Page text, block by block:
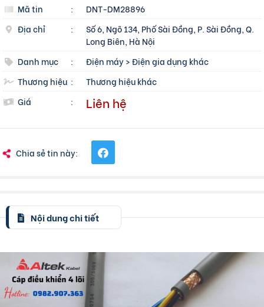
Mã tin :
DNT-DM28896
Địa chỉ
:
Số 6, Ngõ 134, Phố Sài Đồng, P. Sài Đồng, Q.
Long Biên, Hà Nội
Danh mục
: Điện máy>Điện gia dụng khác
Thương hiệu :
Thương hiệu khác
Giá
: Liên hệ
Chia sẻ tin này:
Nội dung chi tiết